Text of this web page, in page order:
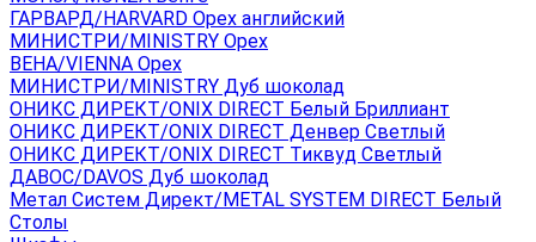
ГАРВАРД/HARVARD Орех английский
МИНИСТРИ/MINISTRY Орех
ВЕНА/VIENNA Орех
МИНИСТРИ/MINISTRY Дуб шоколад
ОНИКС ДИРЕКТ/ONIX DIRECT Белый Бриллиант
ОНИКС ДИРЕКТ/ONIX DIRECT Денвер Светлый
ОНИКС ДИРЕКТ/ONIX DIRECT Тиквуд Светлый
ДАВОС/DAVOS Дуб шоколад
Метал Систем Директ/METAL SYSTEM DIRECT Белый
Столы